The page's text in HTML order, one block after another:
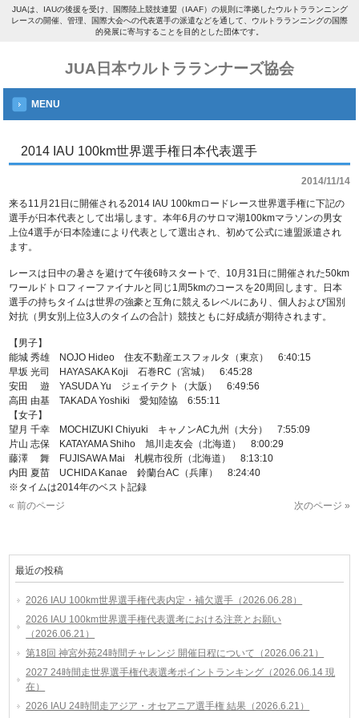
JUAは、IAUの後援を受け、国際陸上競技連盟（IAAF）の規則に準拠したウルトラランニング
レースの開催、管理、国際大会への代表選手の派遣などを通して、ウルトラランニングの国際
的発展に寄与することを目的とした団体です。
JUA日本ウルトラランナーズ協会
MENU
2014 IAU 100km世界選手権日本代表選手
2014/11/14
来る11月21日に開催される2014 IAU 100kmロードレース世界選手権に下記の
選手が日本代表として出場します。本年6月のサロマ湖100kmマラソンの男女
上位4選手が日本陸連により代表として選出され、初めて公式に連盟派遣され
ます。
レースは日中の暑さを避けて午後6時スタートで、10月31日に開催された50km
ワールドトロフィーファイナルと同じ1周5kmのコースを20周回します。日本
選手の持ちタイムは世界の強豪と互角に競えるレベルにあり、個人および国別
対抗（男女別上位3人のタイムの合計）競技ともに好成績が期待されます。
【男子】
能城 秀雄 NOJO Hideo 住友不動産エスフォルタ（東京） 6:40:15
早坂 光司 HAYASAKA Koji 石巻RC（宮城） 6:45:28
安田 遊 YASUDA Yu ジェイテクト（大阪） 6:49:56
高田 由基 TAKADA Yoshiki 愛知陸協 6:55:11
【女子】
望月 千幸 MOCHIZUKI Chiyuki キャノンAC九州（大分） 7:55:09
片山 志保 KATAYAMA Shiho 旭川走友会（北海道） 8:00:29
藤澤 舞 FUJISAWA Mai 札幌市役所（北海道） 8:13:10
内田 夏苗 UCHIDA Kanae 鈴蘭台AC（兵庫） 8:24:40
※タイムは2014年のベスト記録
« 前のページ
次のページ »
最近の投稿
2026 IAU 100km世界選手権代表内定・補欠選手（2026.06.28）
2026 IAU 100km世界選手権代表選考における注意とお願い
（2026.06.21）
第18回 神宮外苑24時間チャレンジ 開催日程について（2026.06.21）
2027 24時間走世界選手権代表選考ポイントランキング（2026.06.14 現
在）
2026 IAU 24時間走アジア・オセアニア選手権 結果（2026.6.21）